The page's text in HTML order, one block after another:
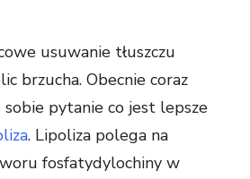
usuwanie tłuszczu
brzucha. Obecnie coraz
sobie pytanie co jest lepsze
. Lipoliza polega na
fosfatydylochiny w